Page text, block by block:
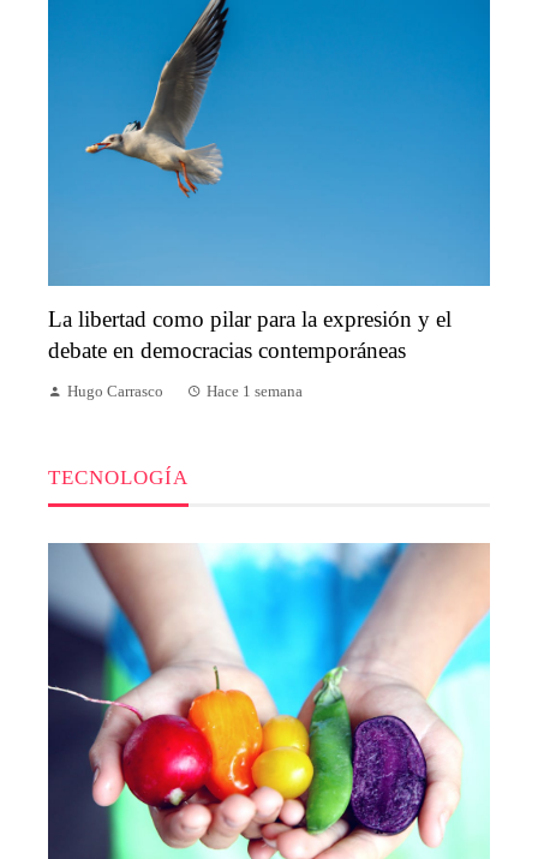
La libertad como pilar para la expresión y el
debate en democracias contemporáneas
Hugo Carrasco Hace 1 semana
TECNOLOGÍA